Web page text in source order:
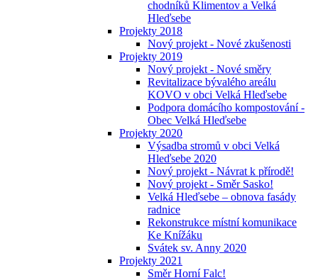
chodníků Klimentov a Velká
Hleďsebe
Projekty 2018
Nový projekt - Nové zkušenosti
Projekty 2019
Nový projekt - Nové směry
Revitalizace bývalého areálu
KOVO v obci Velká Hleďsebe
Podpora domácího kompostování -
Obec Velká Hleďsebe
Projekty 2020
Výsadba stromů v obci Velká
Hleďsebe 2020
Nový projekt - Návrat k přírodě!
Nový projekt - Směr Sasko!
Velká Hleďsebe – obnova fasády
radnice
Rekonstrukce místní komunikace
Ke Knížáku
Svátek sv. Anny 2020
Projekty 2021
Směr Horní Falc!